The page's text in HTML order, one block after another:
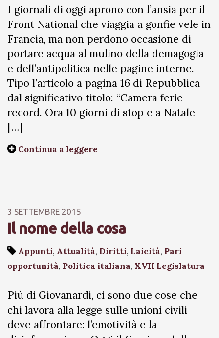
I giornali di oggi aprono con l’ansia per il
Front National che viaggia a gonfie vele in
Francia, ma non perdono occasione di
portare acqua al mulino della demagogia
e dell’antipolitica nelle pagine interne.
Tipo l’articolo a pagina 16 di Repubblica
dal significativo titolo: “Camera ferie
record. Ora 10 giorni di stop e a Natale
[…]
Continua a leggere
3 SETTEMBRE 2015
Il nome della cosa
Appunti, Attualità, Diritti, Laicità, Pari
opportunità, Politica italiana, XVII Legislatura
Più di Giovanardi, ci sono due cose che
chi lavora alla legge sulle unioni civili
deve affrontare: l’emotività e la